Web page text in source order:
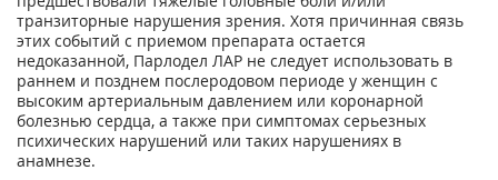
транзиторные нарушения зрения. Хотя причинная связь
этих событий с приемом препарата остается
недоказанной, Парлодел ЛАР не следует использовать в
раннем и позднем послеродовом периоде у женщин с
высоким артериальным давлением или коронарной
болезнью сердца, а также при симптомах серьезных
психических нарушений или таких нарушениях в
анамнезе.